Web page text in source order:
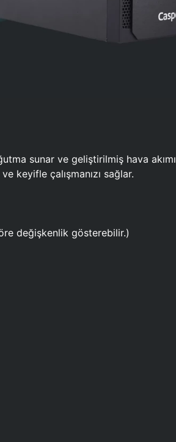
sunar ve geliştirilmiş hava akımı
keyifle çalışmanızı sağlar.
değişkenlik gösterebilir.)